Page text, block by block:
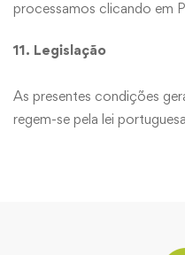
processamos clicando em
11. Legislação
As presentes condições
regem-se pela lei